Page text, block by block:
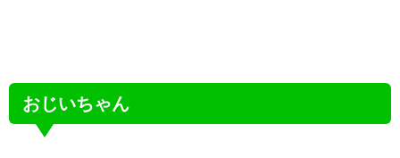
おじいちゃん